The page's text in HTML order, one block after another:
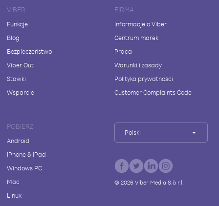
VIBER
Funkcje
Blog
Bezpieczeństwo
Viber Out
Stawki
Wsparcie
FIRMA
Informacje o Viber
Centrum marek
Praca
Warunki i zasady
Polityka prywatności
Customer Complaints Code
POBIERZ
Android
iPhone & iPad
Windows PC
Mac
Linux
Polski
© 2026Viber Media S.à r.l.